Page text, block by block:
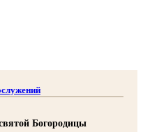
школы
Богородицы